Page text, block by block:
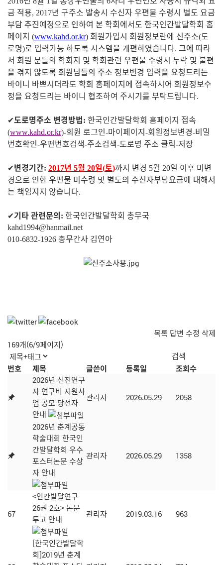
금 적용, 2017년 구주소 발송시 수신자 우편물 수령시 별도 요금
부담 추진예정으로 인하여 본 학회에서도 한국인간발달학회 홈
페이지 (www.kahd.or.kr) 회원가입시 회원정보란에 신주소(도
로명)로 입력가능 하도록 시스템을 개편하였습니다. 그에 따라
서 회원 분들의 학회지 및 학회관련 우편물 수령시 누락 및 불편
을 겪지 않도록 회원님들의 주소 정보변경 입력을 요청드리는
바이니 바쁘시더라도 학회 홈페이지에 접속하시어 회원정보수
정을 요청드리는 바이니 협조하여 주시기를 부탁드립니다.
✔도로명주소 변경방법: 한국인간발달학회 홈페이지 접속
(www.kahd.or.kr)-회원 로그인-마이페이지-회원정보변경-비밀
번호확인-우편번호검색-주소검색-도로명 주소 클릭-저장
✔변경기간: 2017년 5월 20일(토)까지 변경 5월 20일 이후 미변
경으로 인한 우편물 미수령 및 별도의 수신자부담요금에 대해서
는 책임지지 않습니다.
✔기타 관련문의: 한국인간발달학회 총무국
kahd1994@hanmail.net
010-6832-1926 총무간사 김연아
목록 답변 수정 삭제
169개(6/9페이지)
번호 제목 글쓴이 등록일
조회수
2026년 신진연구
자 연구비 지원사
업 공모 당선자
안내
관리자 2026.05.29 2058
2026년 춘계공동
학술대회 한국인
간발달학회 우수
포스터논문 수상
자 안내
관리자 2026.05.29 1358
67
<인간발달연구
26권 2호> 논문
투고 안내
관리자 2019.03.16 963
[한국인간발달학
회]2019년 춘계